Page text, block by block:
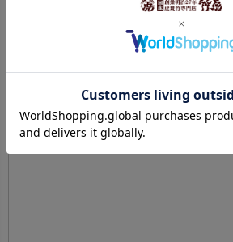
必
須